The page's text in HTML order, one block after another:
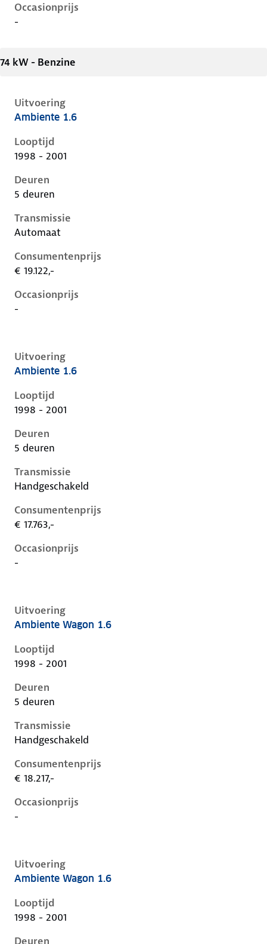
Occasionprijs
-
74 kW - Benzine
Uitvoering
Ford Focus i, 1.6, 74 kW, Benzine, 5 deuren
Ambiente 1.6
Looptijd
1998 - 2001
Deuren
5 deuren
Transmissie
Automaat
Consumentenprijs
€ 19.122,-
Occasionprijs
-
Uitvoering
Ford Focus i, 1.6, 74 kW, Benzine, 5 deuren
Ambiente 1.6
Looptijd
1998 - 2001
Deuren
5 deuren
Transmissie
Handgeschakeld
Consumentenprijs
€ 17.763,-
Occasionprijs
-
Uitvoering
Ford Focus i, wagon 1.6, 74 kW, Benzine, 5 deuren
Ambiente Wagon 1.6
Looptijd
1998 - 2001
Deuren
5 deuren
Transmissie
Handgeschakeld
Consumentenprijs
€ 18.217,-
Occasionprijs
-
Uitvoering
Ford Focus i, wagon 1.6, 74 kW, Benzine, 5 deuren
Ambiente Wagon 1.6
Looptijd
1998 - 2001
Deuren